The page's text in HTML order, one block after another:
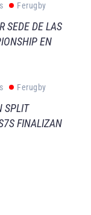
Ferugby
SEDE DE LAS
EN
Ferugby
SPLIT
FINALIZAN